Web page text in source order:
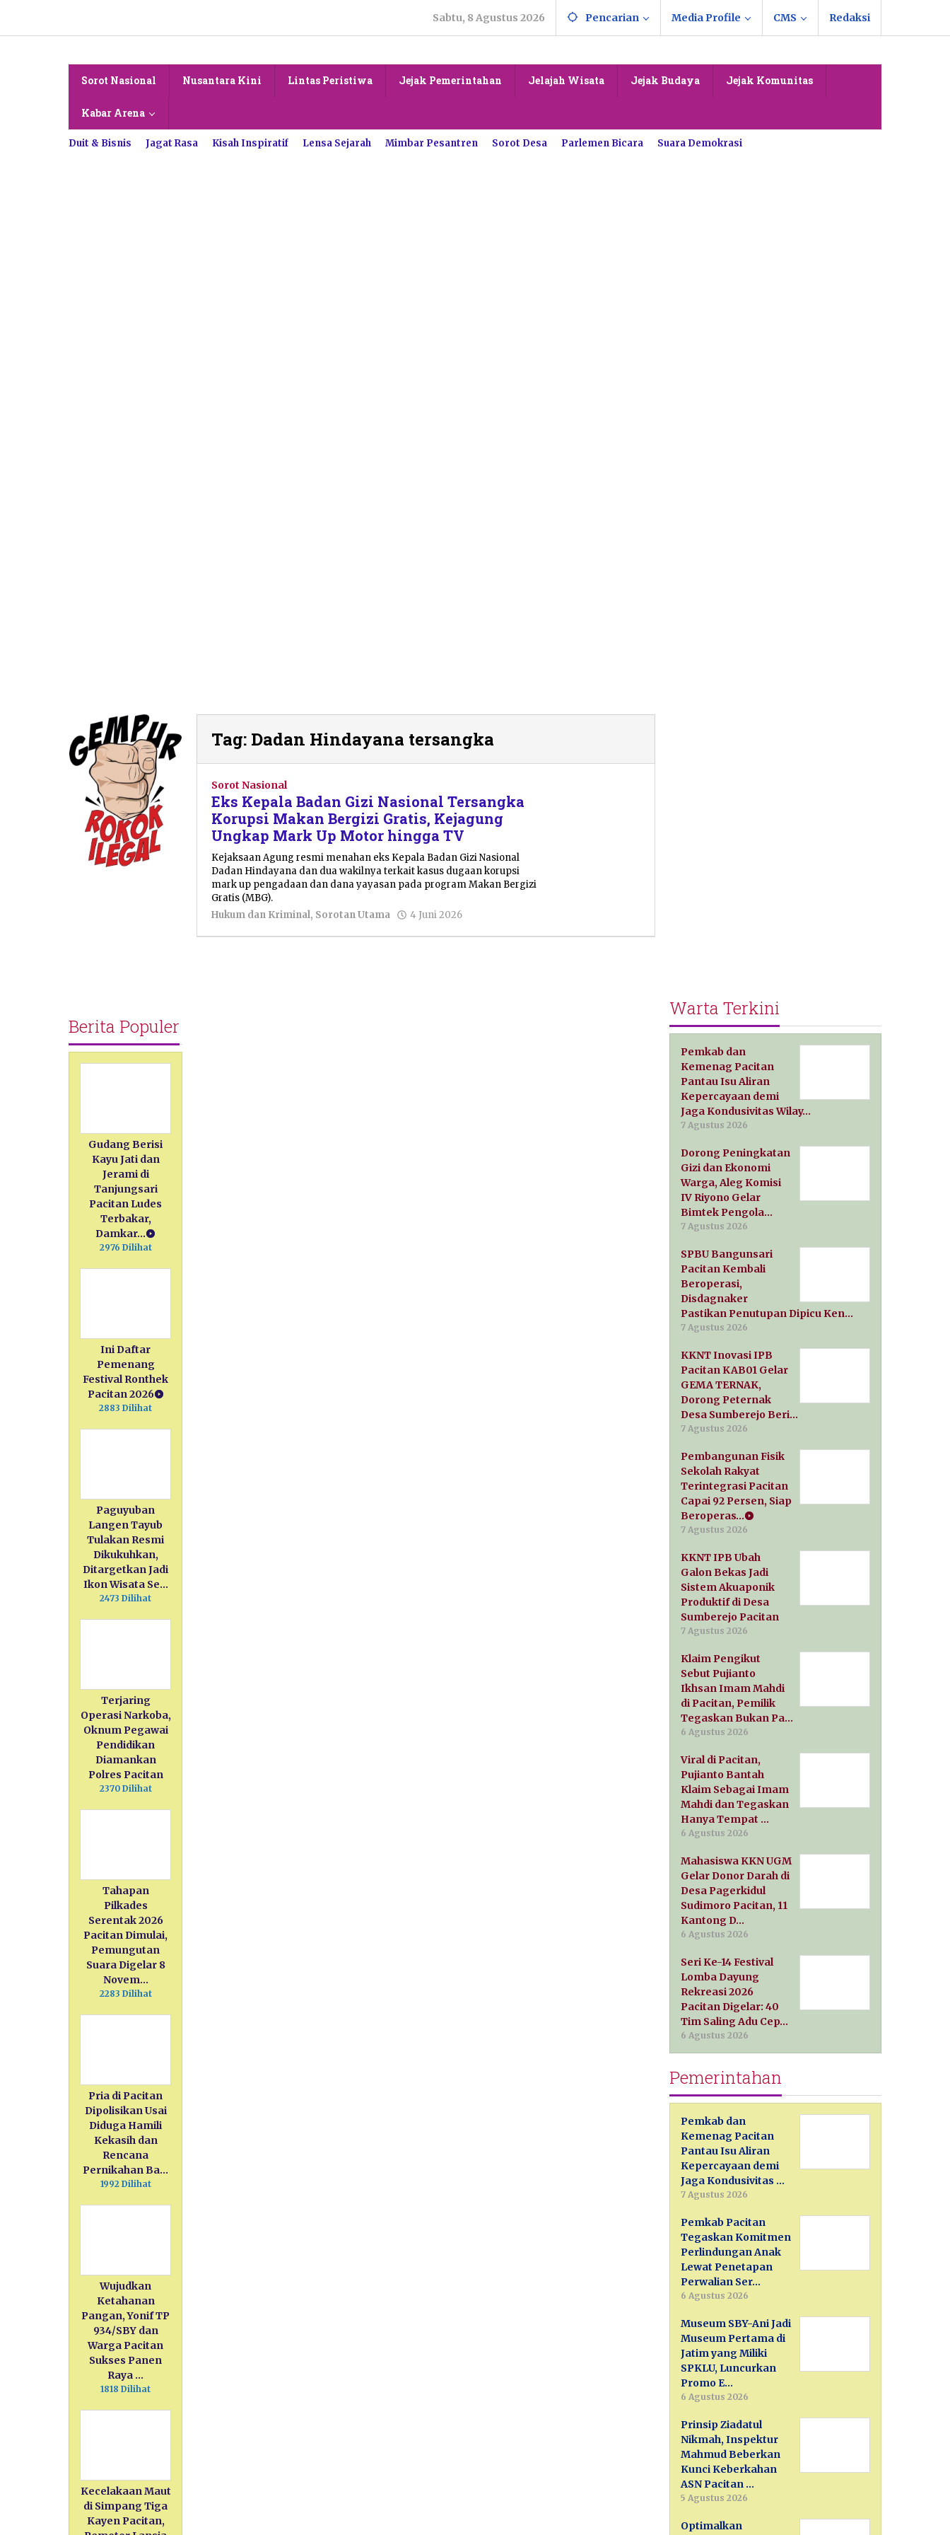
konten
Sabtu, 8 Agustus 2026 Pencarian Media Profile CMS Redaksi
Sorot Nasional Nusantara Kini Lintas Peristiwa Jejak Pemerintahan Jelajah Wisata Jejak Budaya Jejak Komunitas
Kabar Arena
Duit & Bisnis Jagat Rasa Kisah Inspiratif Lensa Sejarah Mimbar Pesantren Sorot Desa Parlemen Bicara Suara Demokrasi
Berita Populer
Gudang Berisi
Kayu Jati dan
Jerami di
Tanjungsari
Pacitan Ludes
Terbakar,
Damkar…
2976 Dilihat
Ini Daftar
Pemenang
Festival Ronthek
Pacitan 2026
2883 Dilihat
Paguyuban
Langen Tayub
Tulakan Resmi
Dikukuhkan,
Ditargetkan Jadi
Ikon Wisata Se…
2473 Dilihat
Terjaring
Operasi Narkoba,
Oknum Pegawai
Pendidikan
Diamankan
Polres Pacitan
2370 Dilihat
Tahapan
Pilkades
Serentak 2026
Pacitan Dimulai,
Pemungutan
Suara Digelar 8
Novem…
2283 Dilihat
Pria di Pacitan
Dipolisikan Usai
Diduga Hamili
Kekasih dan
Rencana
Pernikahan Ba…
1992 Dilihat
Wujudkan
Ketahanan
Pangan, Yonif TP
934/SBY dan
Warga Pacitan
Sukses Panen
Raya …
1818 Dilihat
Kecelakaan Maut
di Simpang Tiga
Kayen Pacitan,
Tag: Dadan Hindayana tersangka
Sorot Nasional
Eks Kepala Badan Gizi Nasional Tersangka
Korupsi Makan Bergizi Gratis, Kejagung
Ungkap Mark Up Motor hingga TV
Kejaksaan Agung resmi menahan eks Kepala Badan Gizi Nasional
Dadan Hindayana dan dua wakilnya terkait kasus dugaan korupsi
mark up pengadaan dan dana yayasan pada program Makan Bergizi
Gratis (MBG).
Hukum dan Kriminal, Sorotan Utama 4 Juni 2026
Warta Terkini
Pemkab dan
Kemenag Pacitan
Pantau Isu Aliran
Kepercayaan demi
Jaga Kondusivitas Wilay…
7 Agustus 2026
Dorong Peningkatan
Gizi dan Ekonomi
Warga, Aleg Komisi
IV Riyono Gelar
Bimtek Pengola…
7 Agustus 2026
SPBU Bangunsari
Pacitan Kembali
Beroperasi,
Disdagnaker
Pastikan Penutupan Dipicu Ken…
7 Agustus 2026
KKNT Inovasi IPB
Pacitan KAB01 Gelar
GEMA TERNAK,
Dorong Peternak
Desa Sumberejo Beri…
7 Agustus 2026
Pembangunan Fisik
Sekolah Rakyat
Terintegrasi Pacitan
Capai 92 Persen, Siap
Beroperas…
7 Agustus 2026
KKNT IPB Ubah
Galon Bekas Jadi
Sistem Akuaponik
Produktif di Desa
Sumberejo Pacitan
7 Agustus 2026
Klaim Pengikut
Sebut Pujianto
Ikhsan Imam Mahdi
di Pacitan, Pemilik
Tegaskan Bukan Pa…
6 Agustus 2026
Viral di Pacitan,
Pujianto Bantah
Klaim Sebagai Imam
Mahdi dan Tegaskan
Hanya Tempat …
6 Agustus 2026
Mahasiswa KKN UGM
Gelar Donor Darah di
Desa Pagerkidul
Sudimoro Pacitan, 11
Kantong D…
6 Agustus 2026
Seri Ke-14 Festival
Lomba Dayung
Rekreasi 2026
Pacitan Digelar: 40
Tim Saling Adu Cep…
6 Agustus 2026
Pemerintahan
Pemkab dan
Kemenag Pacitan
Pantau Isu Aliran
Kepercayaan demi
Jaga Kondusivitas …
7 Agustus 2026
Pemkab Pacitan
Tegaskan Komitmen
Perlindungan Anak
Lewat Penetapan
Perwalian Ser…
6 Agustus 2026
Museum SBY-Ani Jadi
Museum Pertama di
Jatim yang Miliki
SPKLU, Luncurkan
Promo E…
6 Agustus 2026
Prinsip Ziadatul
Nikmah, Inspektur
Mahmud Beberkan
Kunci Keberkahan
ASN Pacitan …
5 Agustus 2026
Optimalkan